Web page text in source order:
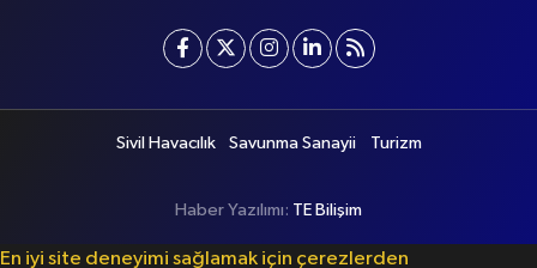
Sivil Havacılık Savunma Sanayii Turizm
Haber Yazılımı: TE Bilişim
En iyi site deneyimi sağlamak için çerezlerden